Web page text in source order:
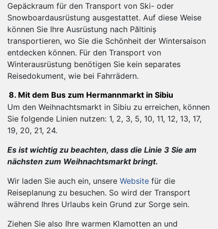
Gepäckraum für den Transport von Ski- oder
Snowboardausrüstung ausgestattet. Auf diese Weise
können Sie Ihre Ausrüstung nach Păltiniș
transportieren, wo Sie die Schönheit der Wintersaison
entdecken können. Für den Transport von
Winterausrüstung benötigen Sie kein separates
Reisedokument, wie bei Fahrrädern.
8. Mit dem Bus zum Hermannmarkt in Sibiu
Um den Weihnachtsmarkt in Sibiu zu erreichen, können
Sie folgende Linien nutzen: 1, 2, 3, 5, 10, 11, 12, 13, 17,
19, 20, 21, 24.
Es ist wichtig zu beachten, dass die Linie 3 Sie am
nächsten zum Weihnachtsmarkt bringt.
Wir laden Sie auch ein, unsere Website für die
Reiseplanung zu besuchen. So wird der Transport
während Ihres Urlaubs kein Grund zur Sorge sein.
Ziehen Sie also Ihre warmen Klamotten an und